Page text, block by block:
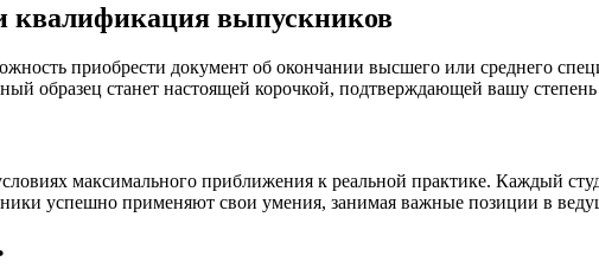
квалификация выпускников
приобрести документ об окончании высшего или среднего
образец станет настоящей корочкой, подтверждающей вашу
максимального приближения к реальной практике. Каждый
успешно применяют свои умения, занимая важные позиции в